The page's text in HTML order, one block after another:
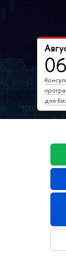
06
для